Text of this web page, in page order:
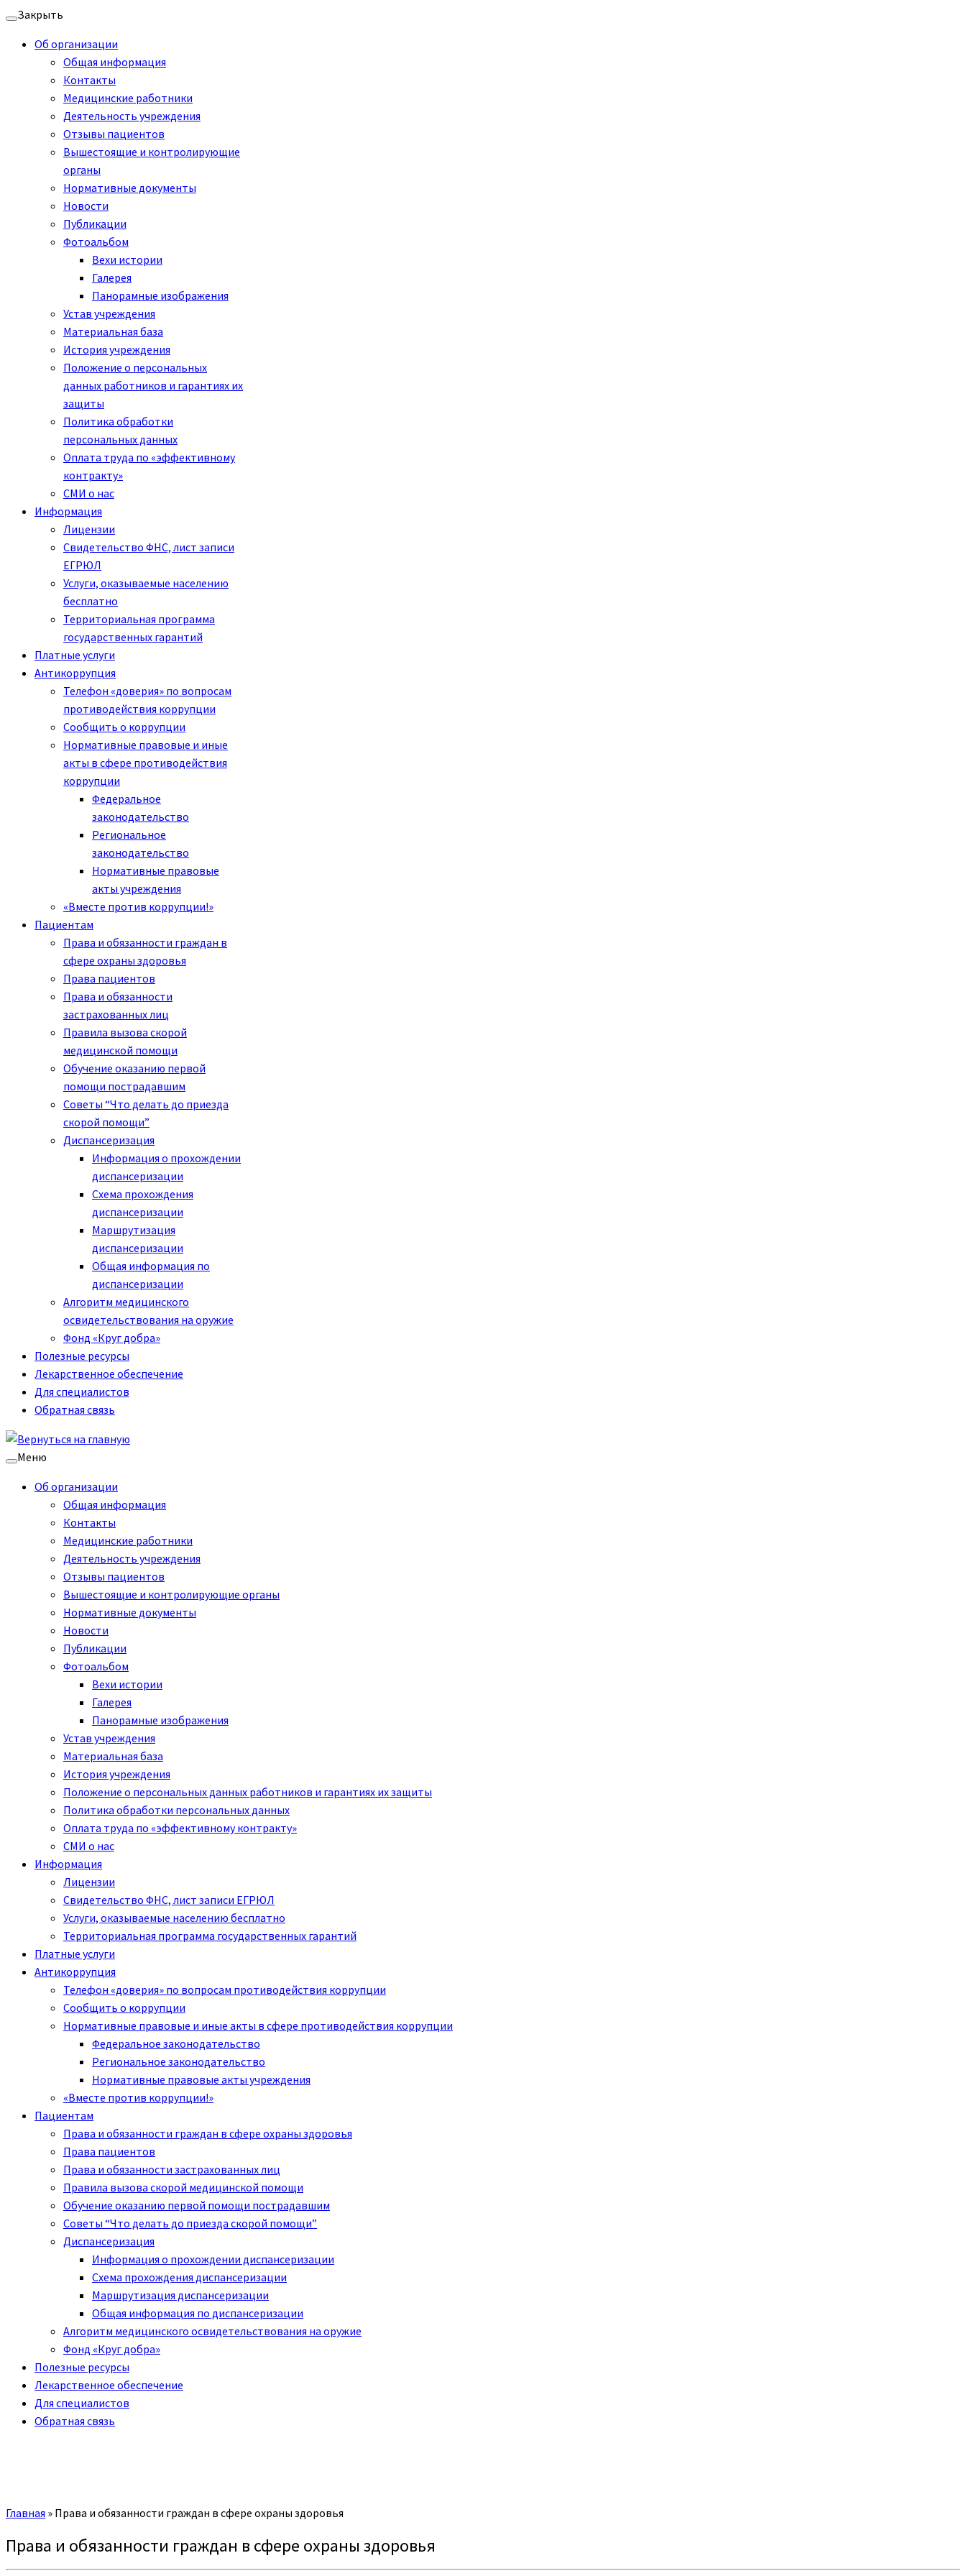
Перейти
содержимому
Закрыть
Об организации
Общая информация
Контакты
Медицинские работники
Деятельность учреждения
Отзывы пациентов
Вышестоящие и контролирующие
органы
Нормативные документы
Новости
Публикации
Фотоальбом
Вехи истории
Галерея
Панорамные изображения
Устав учреждения
Материальная база
История учреждения
Положение о персональных
данных работников и гарантиях их
защиты
Политика обработки
персональных данных
Оплата труда по «эффективному
контракту»
СМИ о нас
Информация
Лицензии
Свидетельство ФНС, лист записи
ЕГРЮЛ
Услуги, оказываемые населению
бесплатно
Территориальная программа
государственных гарантий
Платные услуги
Антикоррупция
Телефон «доверия» по вопросам
противодействия коррупции
Сообщить о коррупции
Нормативные правовые и иные
акты в сфере противодействия
коррупции
Федеральное
законодательство
Региональное
законодательство
Нормативные правовые
акты учреждения
«Вместе против коррупции!»
Пациентам
Права и обязанности граждан в
сфере охраны здоровья
Права пациентов
Права и обязанности
застрахованных лиц
Правила вызова скорой
медицинской помощи
Обучение оказанию первой
помощи пострадавшим
Советы “Что делать до приезда
скорой помощи”
Диспансеризация
Информация о прохождении
диспансеризации
Схема прохождения
диспансеризации
Маршрутизация
диспансеризации
Общая информация по
диспансеризации
Алгоритм медицинского
освидетельствования на оружие
Фонд «Круг добра»
Полезные ресурсы
Лекарственное обеспечение
Для специалистов
Обратная связь
Меню
Об организации
Общая информация
Контакты
Медицинские работники
Деятельность учреждения
Отзывы пациентов
Вышестоящие и контролирующие органы
Нормативные документы
Новости
Публикации
Фотоальбом
Вехи истории
Галерея
Панорамные изображения
Устав учреждения
Материальная база
История учреждения
Положение о персональных данных работников и гарантиях их защиты
Политика обработки персональных данных
Оплата труда по «эффективному контракту»
СМИ о нас
Информация
Лицензии
Свидетельство ФНС, лист записи ЕГРЮЛ
Услуги, оказываемые населению бесплатно
Территориальная программа государственных гарантий
Платные услуги
Антикоррупция
Телефон «доверия» по вопросам противодействия коррупции
Сообщить о коррупции
Нормативные правовые и иные акты в сфере противодействия коррупции
Федеральное законодательство
Региональное законодательство
Нормативные правовые акты учреждения
«Вместе против коррупции!»
Пациентам
Права и обязанности граждан в сфере охраны здоровья
Права пациентов
Права и обязанности застрахованных лиц
Правила вызова скорой медицинской помощи
Обучение оказанию первой помощи пострадавшим
Советы “Что делать до приезда скорой помощи”
Диспансеризация
Информация о прохождении диспансеризации
Схема прохождения диспансеризации
Маршрутизация диспансеризации
Общая информация по диспансеризации
Алгоритм медицинского освидетельствования на оружие
Фонд «Круг добра»
Полезные ресурсы
Лекарственное обеспечение
Для специалистов
Обратная связь
Главная » Права и обязанности граждан в сфере охраны здоровья
Права и обязанности граждан в сфере охраны здоровья